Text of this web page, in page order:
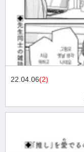
22.04.06(2)